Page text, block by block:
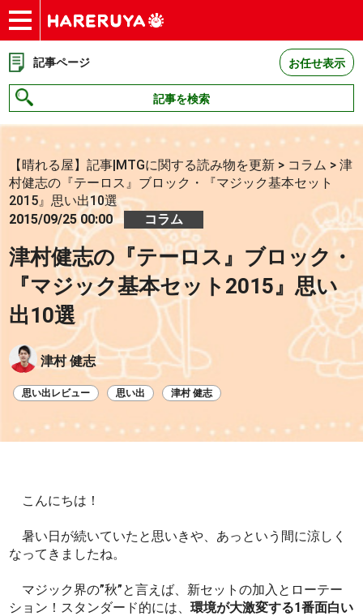
ショップ
買取
記事
デッキ検索
デッキ構築
選手一覧
店舗一覧
イベント
お問い合わせ
記事ページ お任せ表示
記事を検索
【晴れる屋】記事|MTGに関する読み物を更新 > コラム >津
村健志の『テーロス』ブロック・『マジック基本セット
2015』思い出10選
2015/09/25 00:00
コラム
津村健志の『テーロス』ブロック・
『マジック基本セット2015』思い
出10選
津村 健志
思い出レビュー 思い出 津村 健志
こんにちは！
暑い日が続いていたと思いきや、あっという間に涼しく
なってきましたね。
マジック界の”秋”と言えば、新セットの加入とローテー
ション！スタンダード的には、環境が大激変する1番面白い